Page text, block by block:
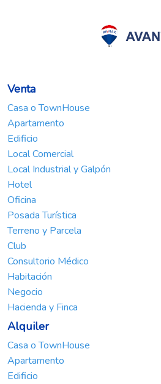
Venta
Casa o TownHouse
Apartamento
Edificio
Local Comercial
Local Industrial y Galpón
Hotel
Oficina
Posada Turística
Terreno y Parcela
Club
Consultorio Médico
Habitación
Negocio
Hacienda y Finca
Alquiler
Casa o TownHouse
Apartamento
Edificio